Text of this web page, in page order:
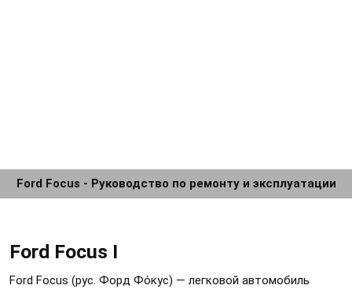
Ford Focus - Руководство по ремонту и эксплуатации
Ford Focus I
Ford Focus (рус. Форд Фо́кус) — легковой автомобиль